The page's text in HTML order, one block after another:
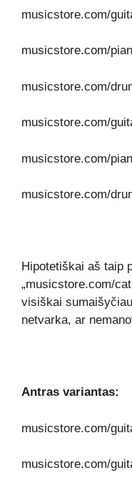
musicstore.com/
musicstore.com/
musicstore.com/
musicstore.com/
musicstore.com/
musicstore.com/
Hipotetiškai aš taip
„musicstore.com/
visiškai
netvarka, ar
Antras variantas:
musicstore.com/
musicstore.com/